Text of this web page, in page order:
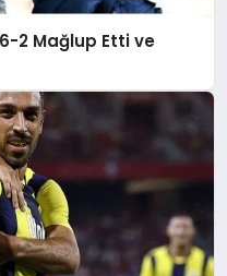
2 Mağlup Etti ve